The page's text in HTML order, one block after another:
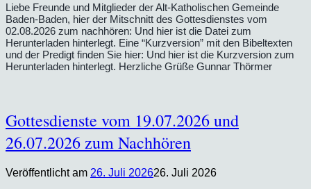
Liebe Freunde und Mitglieder der Alt-Katholischen Gemeinde
Baden-Baden, hier der Mitschnitt des Gottesdienstes vom
02.08.2026 zum nachhören: Und hier ist die Datei zum
Herunterladen hinterlegt. Eine “Kurzversion” mit den Bibeltexten
und der Predigt finden Sie hier: Und hier ist die Kurzversion zum
Herunterladen hinterlegt. Herzliche Grüße Gunnar Thörmer
Gottesdienste vom 19.07.2026 und
26.07.2026 zum Nachhören
Veröffentlicht am 26. Juli 202626. Juli 2026